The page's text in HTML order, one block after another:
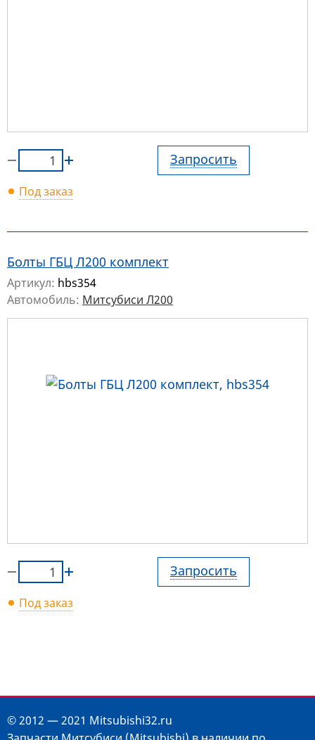
Запросить
Под заказ
Болты ГБЦ Л200 комплект
Артикул: hbs354
Автомобиль: Митсубиси Л200
Запросить
Под заказ
© 2012 — 2021 Mitsubishi32.ru